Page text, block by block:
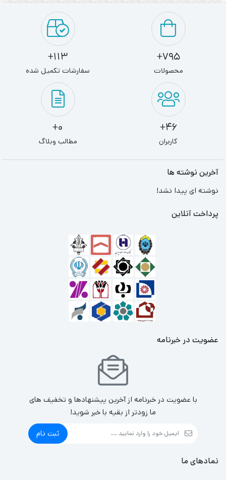
795+
محصولات
113+
سفارشات تکمیل شده
46+
کاربران
0+
مطالب وبلاگ
آخرین نوشته ها
نوشته ای پیدا نشد!
پرداخت آنلاین
عضویت در خبرنامه
با عضویت در خبرنامه از آخرین پیشنهادها و تخفیف های
ما زودتر از بقیه با خبر شوید!
ثبت نام
نمادهای ما